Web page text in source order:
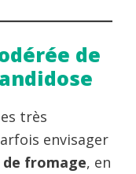
de
très
envisager
fromage, en